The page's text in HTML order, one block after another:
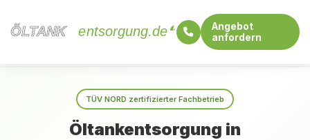
ÖLTANK
ÖLTANK entsorgung.de
Angebot
anfordern
TÜV NORD zertifizierter Fachbetrieb
Öltankentsorgung in